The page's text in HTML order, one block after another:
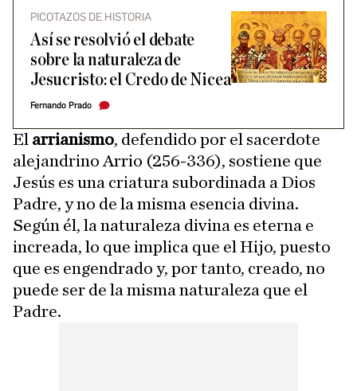
PICOTAZOS DE HISTORIA
Así se resolvió el debate
sobre la naturaleza de
Jesucristo: el Credo de Nicea
Fernando Prado
El arrianismo, defendido por el sacerdote
alejandrino Arrio (256-336), sostiene que
Jesús es una criatura subordinada a Dios
Padre, y no de la misma esencia divina.
Según él, la naturaleza divina es eterna e
increada, lo que implica que el Hijo, puesto
que es engendrado y, por tanto, creado, no
puede ser de la misma naturaleza que el
Padre.